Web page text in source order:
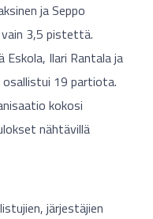
ja Seppo
3,5 pistettä.
Ilari Rantala ja
osallistui 19 partiota.
kokosi
nähtävillä
järjestäjien